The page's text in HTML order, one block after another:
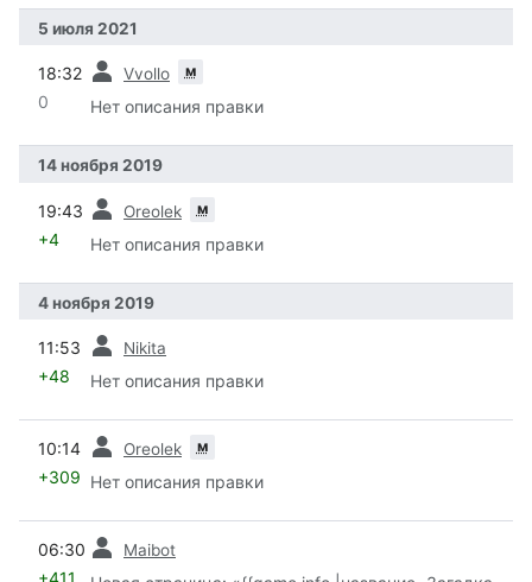
5 июля 2021
18:32 Vvollo м
0 Нет описания правки
14 ноября 2019
19:43 Oreolek м
+4 Нет описания правки
4 ноября 2019
11:53 Nikita
+48 Нет описания правки
10:14 Oreolek м
+309 Нет описания правки
06:30 Maibot
+411